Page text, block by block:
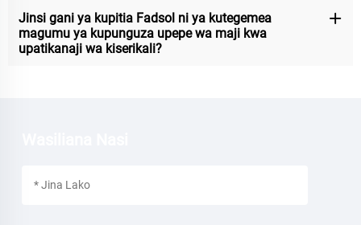
Jinsi gani ya kupitia Fadsol ni ya kutegemea
magumu ya kupunguza upepe wa maji kwa
upatikanaji wa kiserikali?